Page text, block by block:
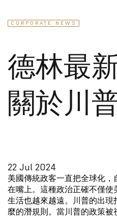
CORPORATE NEWS
德林最
關於川
22 Jul 2024
美國傳統政客一直把全球化
在嘴上。這種政治正確不僅
生活也越來越遠。川普的出
麼的潛規則。當川普的政策